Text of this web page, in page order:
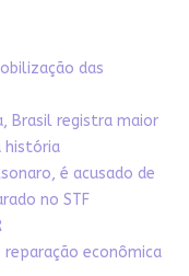
das
Brasil registra maior
história
é acusado de
no STF
econômica